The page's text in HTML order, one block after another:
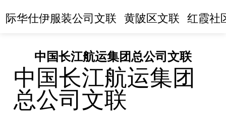
际华仕伊服装公司文联 黄陂区文联 红霞社
中国长江航运集团总公司文联
中国长江航运集团
总公司文联